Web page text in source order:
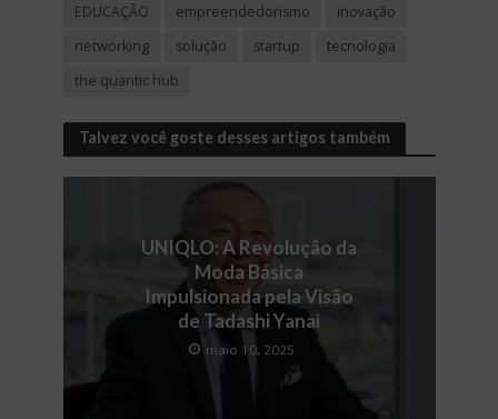
EDUCAÇÃO empreendedorismo
inovação
networking
solução startup
tecnologia
the quantic hub
Talvez você goste desses artigos também
UNIQLO: A Revolução da
Moda Básica
Impulsionada pela Visão
de Tadashi Yanai
maio 10, 2025